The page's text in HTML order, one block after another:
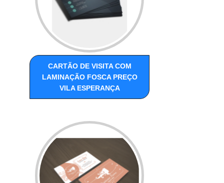
CARTÃO DE VISITA COM
LAMINAÇÃO FOSCA PREÇO
VILA ESPERANÇA